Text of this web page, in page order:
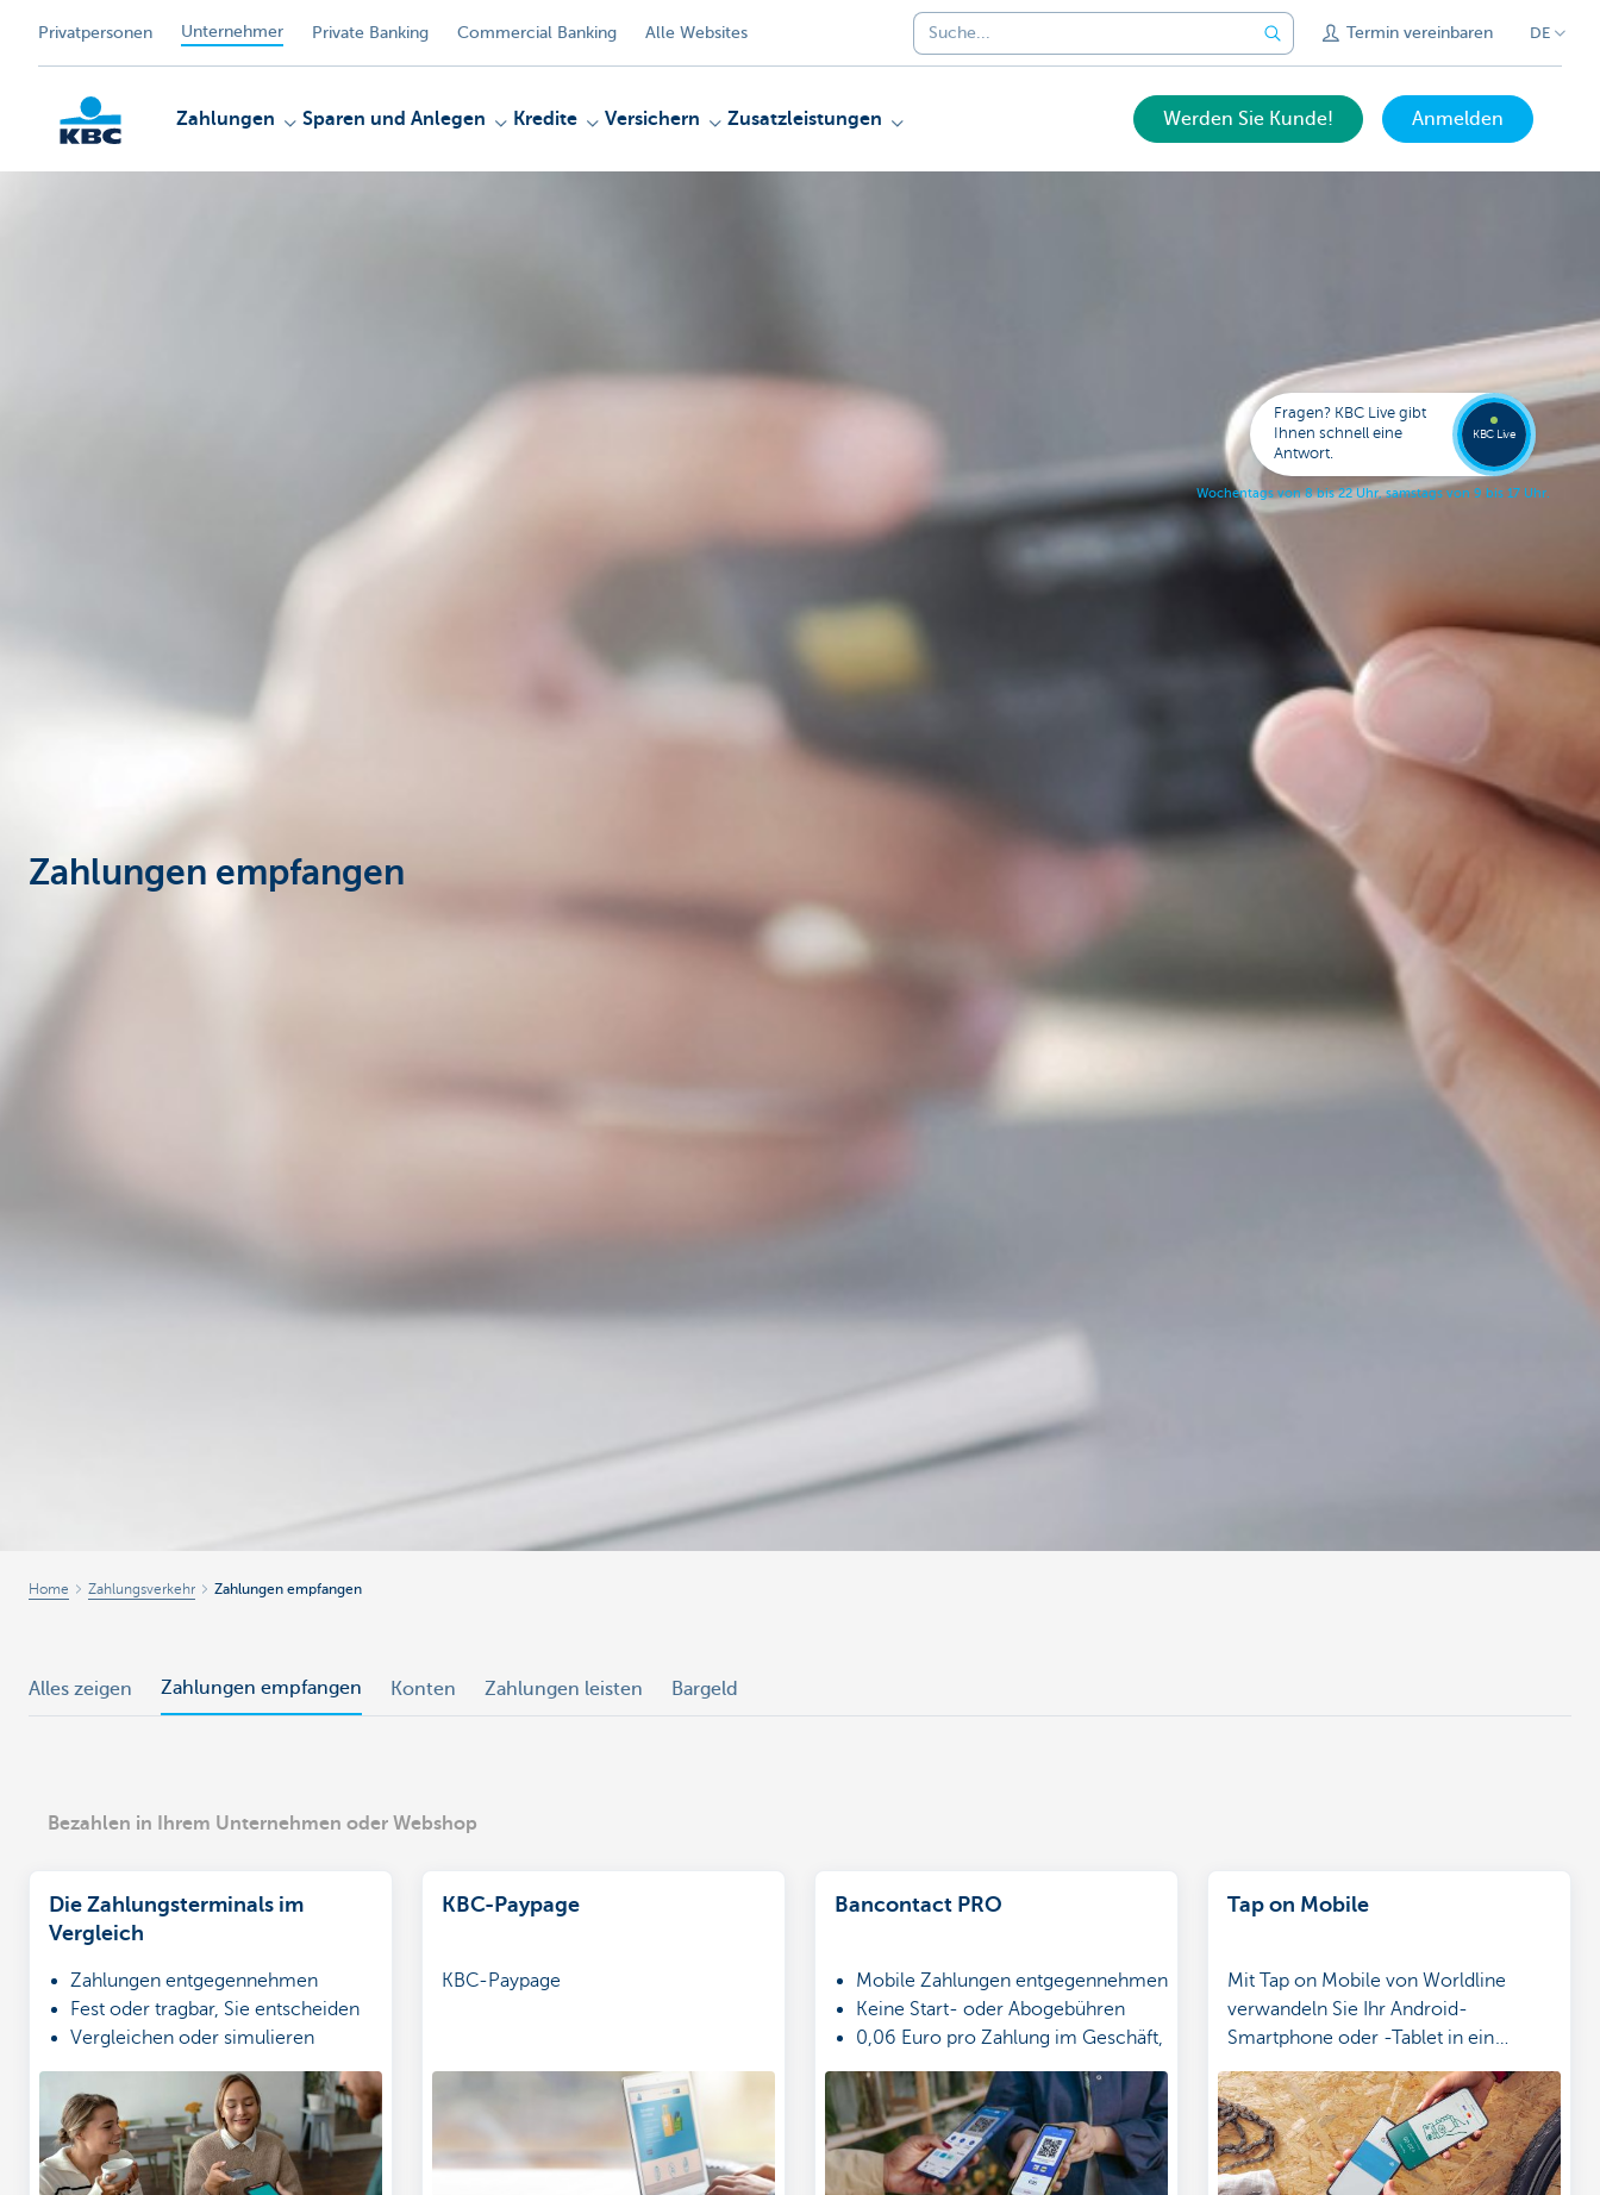
Privatpersonen Unternehmer Private Banking Commercial Banking Alle Websites Termin vereinbaren DE
Zahlungen Sparen und Anlegen Kredite Versichern Zusatzleistungen Werden Sie Kunde! Anmelden
Zahlungen empfangen
Home Zahlungsverkehr Zahlungen empfangen
Alles zeigen Zahlungen empfangen Konten Zahlungen leisten Bargeld
Bezahlen in Ihrem Unternehmen oder Webshop
Die Zahlungsterminals im
Vergleich
Zahlungen entgegennehmen
Fest oder tragbar, Sie entscheiden
Vergleichen oder simulieren
KBC-Paypage
KBC-Paypage
Bancontact PRO
Mobile Zahlungen entgegennehmen
Keine Start- oder Abogebühren
0,06 Euro pro Zahlung im Geschäft,
0,20 Euro Online
Tap on Mobile
Mit Tap on Mobile von Worldline
verwandeln Sie Ihr Android-
Smartphone oder -Tablet in ein
Zahlungsterminal
Fragen? KBC Live gibt
Ihnen schnell eine
Antwort.
Wochentags von 8 bis 22 Uhr, samstags von 9 bis 17 Uhr.
KBC Live
KBC
138